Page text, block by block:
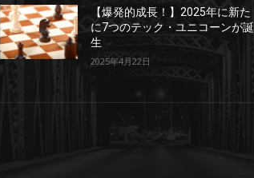
【爆発的成長！】2025年に新た
に7つのテック・ユニコーンが誕
生
2025年4月22日